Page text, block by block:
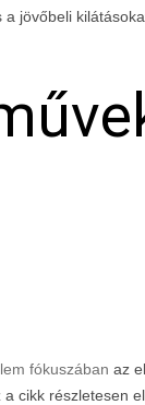
jövőbeli
fókuszában az
cikk részletesen